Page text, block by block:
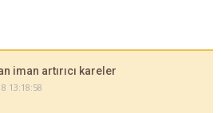
iman artırıcı kareler
13:18:58